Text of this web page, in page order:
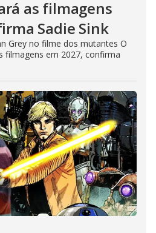
as filmagens
Sadie Sink
Grey no filme dos mutantes O
filmagens em 2027, confirma